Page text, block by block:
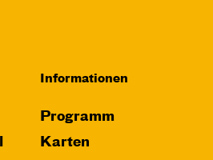
Informationen
Programm
Karten